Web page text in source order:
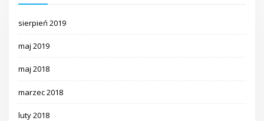
sierpień 2019
maj 2019
maj 2018
marzec 2018
luty 2018